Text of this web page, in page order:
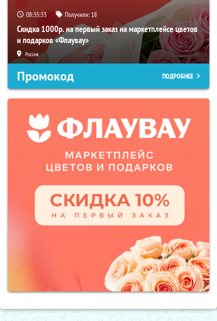
08:35:32 Получили: 18
Скидка 1000р. на первый заказ на маркетплейсе цветов
и подарков «Флаувау»
Россия
Промокод ПОДРОБНЕЕ